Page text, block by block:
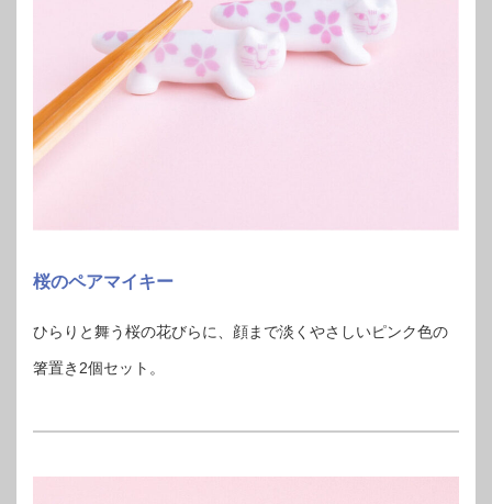
桜のペアマイキー
ひらりと舞う桜の花びらに、顔まで淡くやさしいピンク色の
箸置き2個セット。